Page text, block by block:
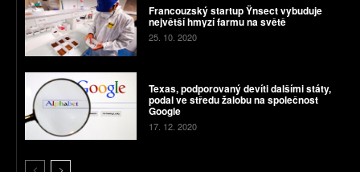
Francouzský startup Ÿnsect vybuduje
největší hmyzí farmu na světě
25. 10. 2020
Texas, podporovaný devíti dalšími státy,
podal ve středu žalobu na společnost
Google
17. 12. 2020